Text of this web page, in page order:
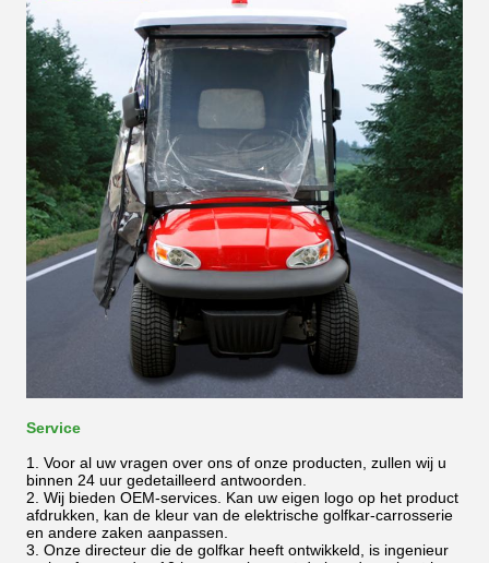
Service
1. Voor al uw vragen over ons of onze producten, zullen wij u
binnen 24 uur gedetailleerd antwoorden.
2. Wij bieden OEM-services. Kan uw eigen logo op het product
afdrukken, kan de kleur van de elektrische golfkar-carrosserie
en andere zaken aanpassen.
3. Onze directeur die de golfkar heeft ontwikkeld, is ingenieur